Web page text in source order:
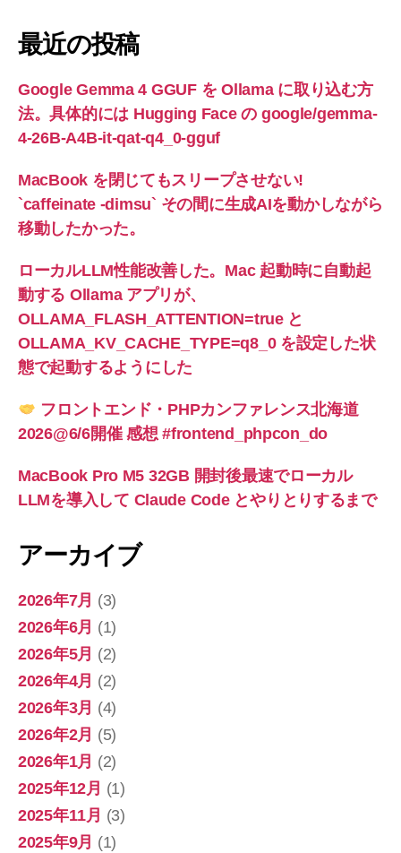
最近の投稿
Google Gemma 4 GGUF を Ollama に取り込む方
法。具体的には Hugging Face の google/gemma-
4-26B-A4B-it-qat-q4_0-gguf
MacBook を閉じてもスリープさせない!
`caffeinate -dimsu` その間に生成AIを動かしながら
移動したかった。
ローカルLLM性能改善した。Mac 起動時に自動起
動する Ollama アプリが、
OLLAMA_FLASH_ATTENTION=true と
OLLAMA_KV_CACHE_TYPE=q8_0 を設定した状
態で起動するようにした
フロントエンド・PHPカンファレンス北海道
2026@6/6開催 感想 #frontend_phpcon_do
MacBook Pro M5 32GB 開封後最速でローカル
LLMを導入して Claude Code とやりとりするまで
アーカイブ
2026年7月 (3)
2026年6月 (1)
2026年5月 (2)
2026年4月 (2)
2026年3月 (4)
2026年2月 (5)
2026年1月 (2)
2025年12月 (1)
2025年11月 (3)
2025年9月 (1)